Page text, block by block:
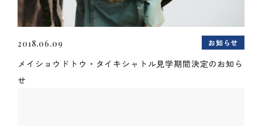
2018.06.09 お知らせ
メイショウドトウ・タイキシャトル見学期間決定のお知ら
せ